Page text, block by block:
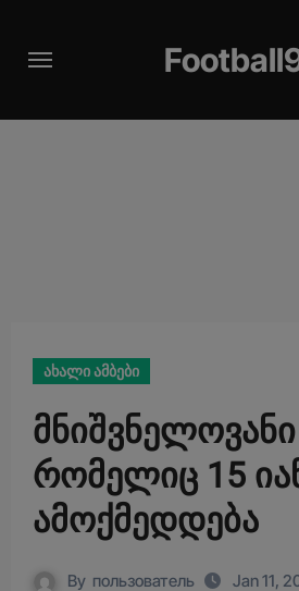
ახალი ამბები
რომელიც 15
ამოქმედდება
By пользователь Jan 11,